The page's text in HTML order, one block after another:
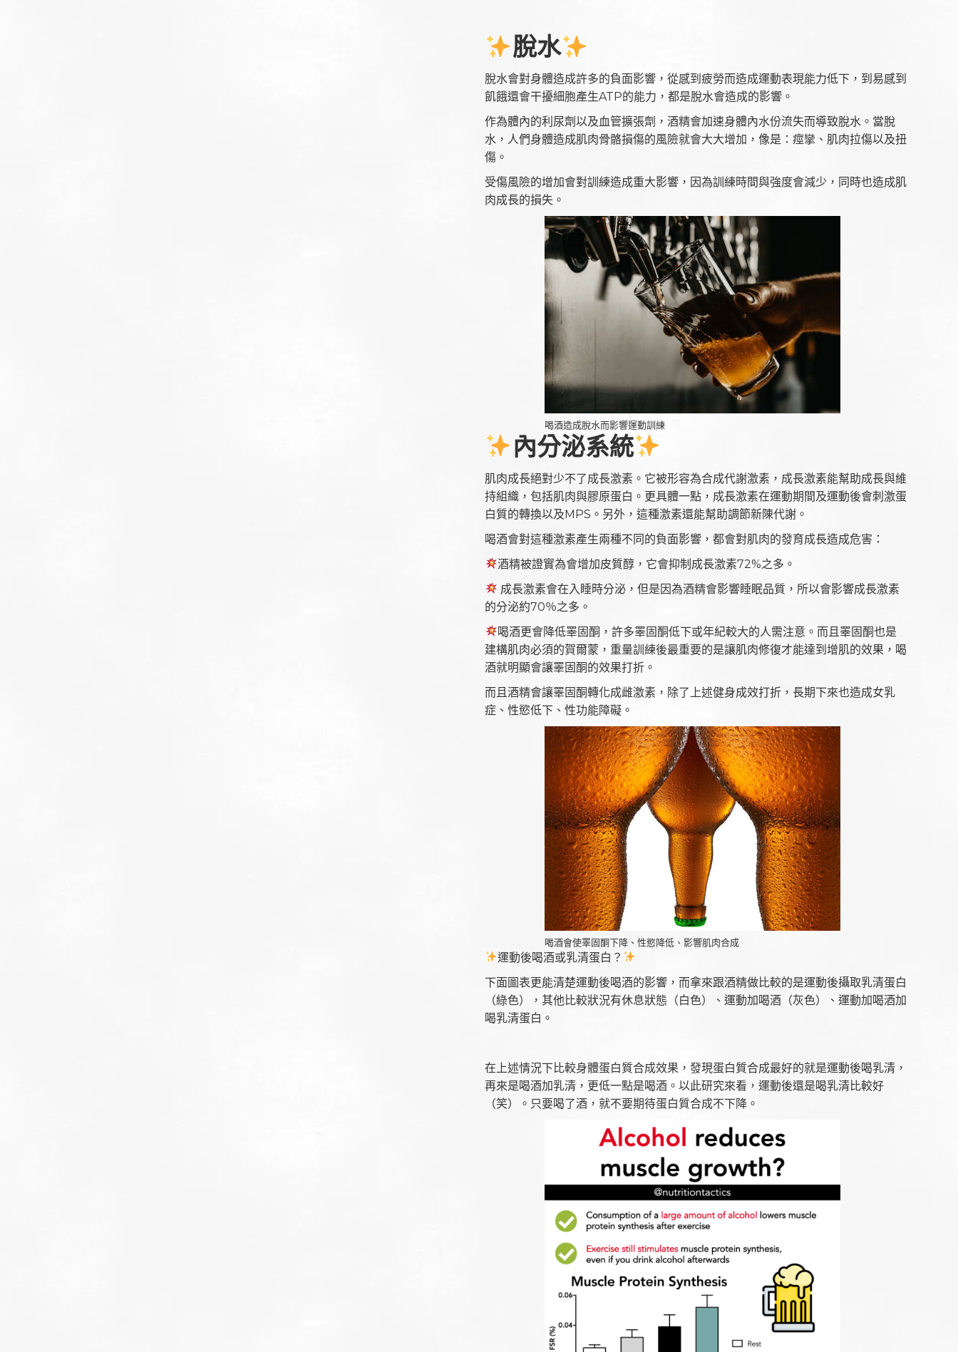
脫水
脫水會對身體造成許多的負面影響，從感到疲勞而造成運動表現能力低下，到易感到
飢餓還會干擾細胞產生ATP的能力，都是脫水會造成的影響。
作為體內的利尿劑以及血管擴張劑，酒精會加速身體內水份流失而導致脫水。當脫
水，人們身體造成肌肉骨骼損傷的風險就會大大增加，像是：痙攣、肌肉拉傷以及扭
傷。
受傷風險的增加會對訓練造成重大影響，因為訓練時間與強度會減少，同時也造成肌
肉成長的損失。
喝酒造成脫水而影響運動訓練
內分泌系統
肌肉成長絕對少不了成長激素。它被形容為合成代謝激素，成長激素能幫助成長與維
持組織，包括肌肉與膠原蛋白。更具體一點，成長激素在運動期間及運動後會刺激蛋
白質的轉換以及MPS。另外，這種激素還能幫助調節新陳代謝。
喝酒會對這種激素產生兩種不同的負面影響，都會對肌肉的發育成長造成危害：
酒精被證實為會增加皮質醇，它會抑制成長激素72%之多。
成長激素會在入睡時分泌，但是因為酒精會影響睡眠品質，所以會影響成長激素
的分泌約70％之多。
喝酒更會降低睪固酮，許多睪固酮低下或年紀較大的人需注意。而且睪固酮也是
建構肌肉必須的賀爾蒙，重量訓練後最重要的是讓肌肉修復才能達到增肌的效果，喝
酒就明顯會讓睪固酮的效果打折。
而且酒精會讓睪固酮轉化成雌激素，除了上述健身成效打折，長期下來也造成女乳
症、性慾低下、性功能障礙。
喝酒會使睪固酮下降、性慾降低、影響肌肉合成
運動後喝酒或乳清蛋白？
下面圖表更能清楚運動後喝酒的影響，而拿來跟酒精做比較的是運動後攝取乳清蛋白
（綠色），其他比較狀況有休息狀態（白色）、運動加喝酒（灰色）、運動加喝酒加
喝乳清蛋白。
在上述情況下比較身體蛋白質合成效果，發現蛋白質合成最好的就是運動後喝乳清，
再來是喝酒加乳清，更低一點是喝酒。以此研究來看，運動後還是喝乳清比較好
（笑）。只要喝了酒，就不要期待蛋白質合成不下降。